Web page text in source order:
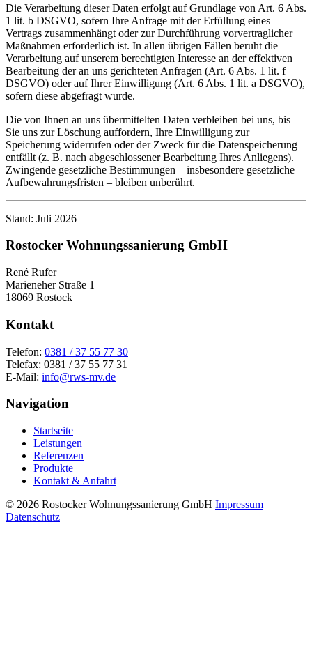
Die Verarbeitung dieser Daten erfolgt auf Grundlage von Art. 6 Abs.
1 lit. b DSGVO, sofern Ihre Anfrage mit der Erfüllung eines
Vertrags zusammenhängt oder zur Durchführung vorvertraglicher
Maßnahmen erforderlich ist. In allen übrigen Fällen beruht die
Verarbeitung auf unserem berechtigten Interesse an der effektiven
Bearbeitung der an uns gerichteten Anfragen (Art. 6 Abs. 1 lit. f
DSGVO) oder auf Ihrer Einwilligung (Art. 6 Abs. 1 lit. a DSGVO),
sofern diese abgefragt wurde.
Die von Ihnen an uns übermittelten Daten verbleiben bei uns, bis
Sie uns zur Löschung auffordern, Ihre Einwilligung zur
Speicherung widerrufen oder der Zweck für die Datenspeicherung
entfällt (z. B. nach abgeschlossener Bearbeitung Ihres Anliegens).
Zwingende gesetzliche Bestimmungen – insbesondere gesetzliche
Aufbewahrungsfristen – bleiben unberührt.
Stand: Juli 2026
Rostocker Wohnungssanierung GmbH
René Rufer
Marieneher Straße 1
18069 Rostock
Kontakt
Telefon: 0381 / 37 55 77 30
Telefax: 0381 / 37 55 77 31
E-Mail: info@rws-mv.de
Navigation
Startseite
Leistungen
Referenzen
Produkte
Kontakt & Anfahrt
© 2026 Rostocker Wohnungssanierung GmbH Impressum
Datenschutz